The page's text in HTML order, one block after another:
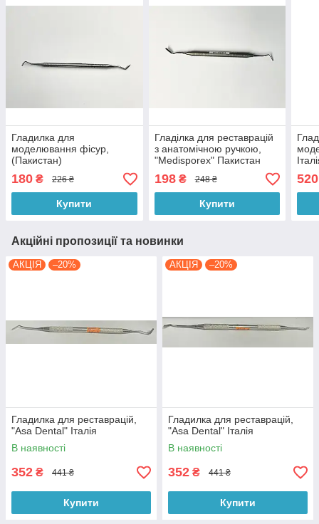
Гладилка для
моделювання фісур,
(Пакистан)
180 ₴ 226 ₴
Купити
Гладілка для реставрацій
з анатомічною ручкою,
"Medisporex" Пакистан
198₴ 248 ₴
Купити
520
Акційні пропозиції та новинки
АКЦІЯ –20%
Гладилка для реставрацій,
"Asa Dental" Італія
В наявності
352 ₴ 441 ₴
Купити
АКЦІЯ –20%
Гладилка для реставрацій,
"Asa Dental" Італія
В наявності
352 ₴ 441 ₴
Купити